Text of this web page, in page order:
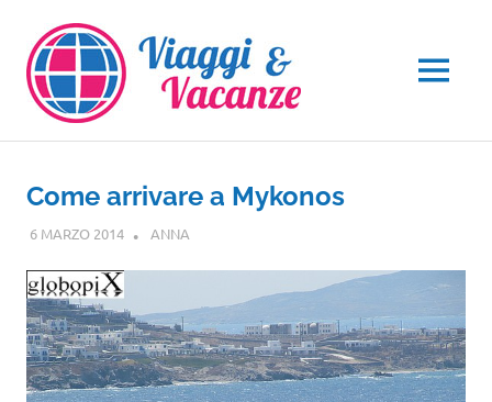
contenuto
MENU
Come arrivare a Mykonos
6 MARZO 2014 ANNA